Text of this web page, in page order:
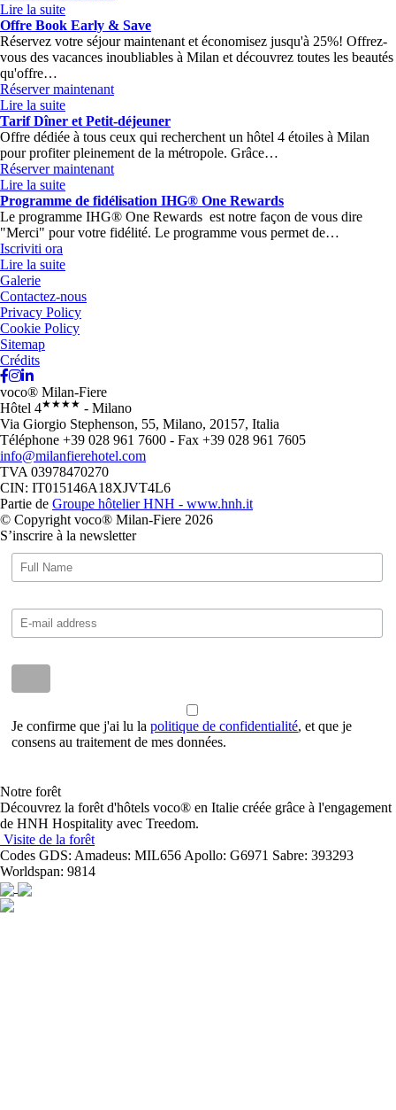
Lire la suite
Offre Book Early & Save
Réservez votre séjour maintenant et économisez jusqu'à 25%! Offrez-
vous des vacances inoubliables à Milan et découvrez toutes les beautés
qu'offre…
Réserver maintenant
Lire la suite
Tarif Dîner et Petit-déjeuner
Offre dédiée à tous ceux qui recherchent un hôtel 4 étoiles à Milan
pour profiter pleinement de la métropole. Grâce…
Réserver maintenant
Lire la suite
Programme de fidélisation IHG® One Rewards
Le programme IHG® One Rewards est notre façon de vous dire
"Merci" pour votre fidélité. Le programme vous permet de…
Iscriviti ora
Lire la suite
Galerie
Contactez-nous
Privacy Policy
Cookie Policy
Sitemap
Crédits
voco® Milan-Fiere
Hôtel 4★★★★ - Milano
Via Giorgio Stephenson, 55, Milano, 20157, Italia
Téléphone +39 028 961 7600 - Fax +39 028 961 7605
info@milanfierehotel.com
TVA 03978470270
CIN: IT015146A18XJVT4L6
Partie de Groupe hôtelier HNH - www.hnh.it
© Copyright voco® Milan-Fiere 2026
S’inscrire à la newsletter
Je confirme que j'ai lu lapolitique de confidentialité, et que je
consens au traitement de mes données.
Notre forêt
Découvrez la forêt d'hôtels voco® en Italie créée grâce à l'engagement
de HNH Hospitality avec Treedom.
Visite de la forêt
Codes GDS: Amadeus: MIL656 Apollo: G6971 Sabre: 393293
Worldspan: 9814